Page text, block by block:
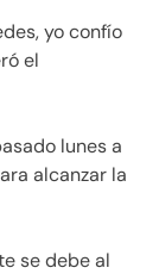
yo confío
el
lunes a
alcanzar la
se debe al